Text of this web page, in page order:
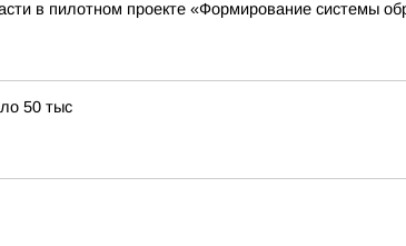
в пилотном проекте «Формирование системы
50 тыс